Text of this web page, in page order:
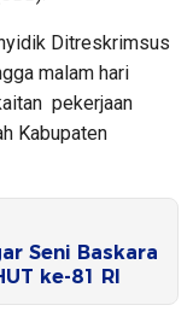
Ditreskrimsus
malam hari
pekerjaan
Kabupaten
Seni Baskara
ke-81 RI